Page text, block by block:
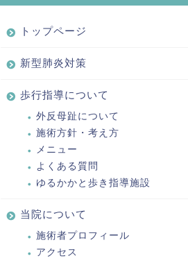
トップページ
新型肺炎対策
歩行指導について
外反母趾について
施術方針・考え方
メニュー
よくある質問
ゆるかかと歩き指導施設
当院について
施術者プロフィール
アクセス